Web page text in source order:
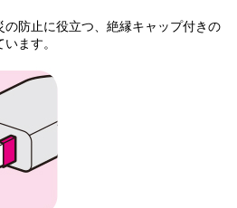
の防止に役立つ、絶縁キャップ付きの
ます。